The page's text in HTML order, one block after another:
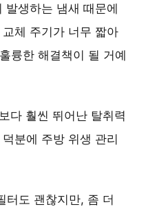
발생하는 냄새 때문에
체 주기가 너무 짧아
륭한 해결책이 될 거예
다 훨씬 뛰어난 탈취력
분에 주방 위생 관리
터도 괜찮지만, 좀 더